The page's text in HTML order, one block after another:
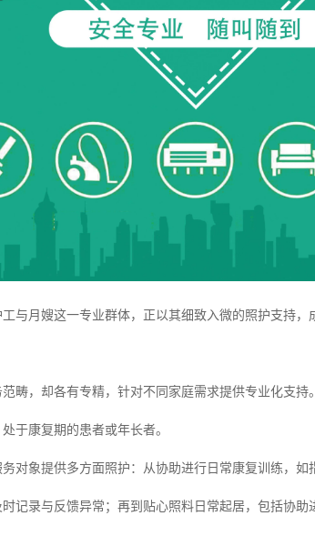
与月嫂这一专业群体，正以其细致入微的照护支持
畴，却各有专精，针对不同家庭需求提供专业化支持
于康复期的患者或年长者。
对象提供多方面照护：从协助进行日常康复训练，
记录与反馈异常；再到贴心照料日常起居，包括协